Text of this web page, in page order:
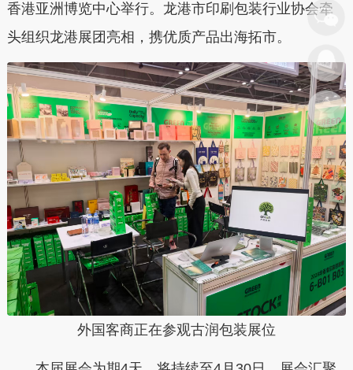
香港亚洲博览中心举行。龙港市印刷包装行业协会牵
头组织龙港展团亮相，携优质产品出海拓市。
外国客商正在参观古润包装展位